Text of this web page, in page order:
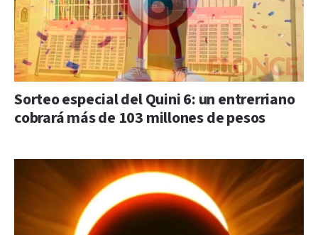
Sorteo especial del Quini 6: un entrerriano
cobrará más de 103 millones de pesos